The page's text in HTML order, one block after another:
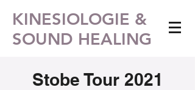
KINESIOLOGIE &
SOUND HEALING
Stobe Tour 2021